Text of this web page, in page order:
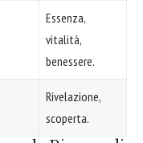
Essenza,
vitalità,
benessere.
Rivelazione,
scoperta.